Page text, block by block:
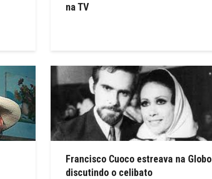
na TV
Francisco Cuoco estreava na Globo
discutindo o celibato